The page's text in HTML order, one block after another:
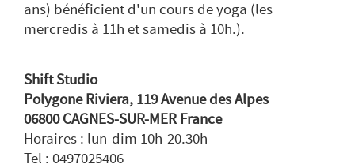
ans) bénéficient d'un cours de yoga (les
mercredis à 11h et samedis à 10h.).
Shift Studio
Polygone Riviera, 119 Avenue des Alpes
06800 CAGNES-SUR-MER France
Horaires : lun-dim 10h-20.30h
Tel : 0497025406